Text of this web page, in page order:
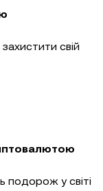
свій
подорож у світі